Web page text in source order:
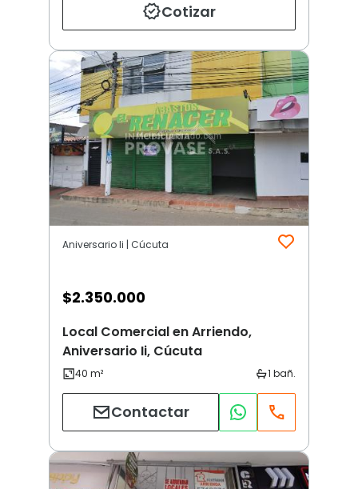
Cotizar
Aniversario Ii | Cúcuta
$2.350.000
Local Comercial en Arriendo,
Aniversario Ii, Cúcuta
Contactar